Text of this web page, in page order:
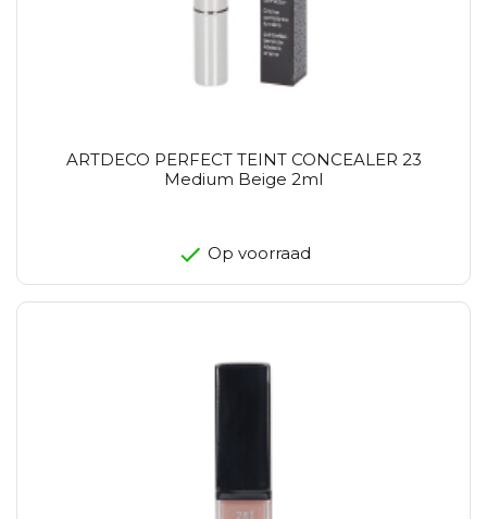
ARTDECO PERFECT TEINT CONCEALER 23
Medium Beige 2ml
Op voorraad